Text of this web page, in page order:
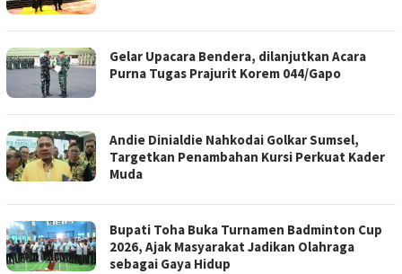
Gelar Upacara Bendera, dilanjutkan Acara
Purna Tugas Prajurit Korem 044/Gapo
Andie Dinialdie Nahkodai Golkar Sumsel,
Targetkan Penambahan Kursi Perkuat Kader
Muda
Bupati Toha Buka Turnamen Badminton Cup
2026, Ajak Masyarakat Jadikan Olahraga
sebagai Gaya Hidup